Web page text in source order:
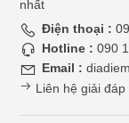
nhất
Điện thoại :
Hotline : 090
Email :
Liên hệ giải đáp